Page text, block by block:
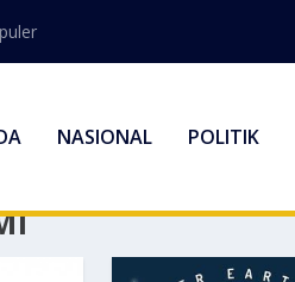
NASIONAL POLITIK